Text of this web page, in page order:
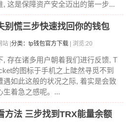
, 这是保障资产安全迈出的第一步...
慌三步快速找回你的钱包
| 分类：tp钱包官方下载 | 浏览:20
, 存在诸多用户朝着我们进行反馈, T
的图标于手机之上陡然寻觅不到
遇如此这般的状况之际, 着实是会致
生着急之感呢。...
法 三步找到TRX能量余额